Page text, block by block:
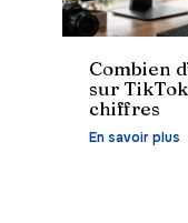
Finance
Combien
sur
chiffres
En savoir plus